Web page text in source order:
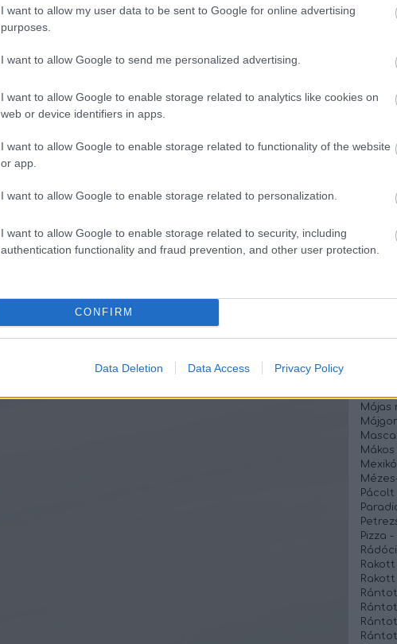
I want to allow my user data to be sent to Google for online advertising
purposes.
I want to allow Google to send me personalized advertising.
I want to allow Google to enable storage related to analytics like cookies on
web or device identifiers in apps.
I want to allow Google to enable storage related to functionality of the website
or app.
I want to allow Google to enable storage related to personalization.
I want to allow Google to enable storage related to security, including
authentication functionality and fraud prevention, and other user protection.
CONFIRM
Data Deletion Data Access Privacy Policy
Májas
Pizza
Rakott